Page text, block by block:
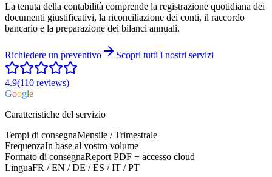
La tenuta della contabilità comprende la registrazione quotidiana dei
documenti giustificativi, la riconciliazione dei conti, il raccordo
bancario e la preparazione dei bilanci annuali.
Richiedere un preventivo Scopri tutti i nostri servizi
4.9(110 reviews)
Google
Caratteristiche del servizio
Tempi di consegnaMensile / Trimestrale
FrequenzaIn base al vostro volume
Formato di consegnaReport PDF + accesso cloud
LinguaFR / EN / DE / ES / IT / PT